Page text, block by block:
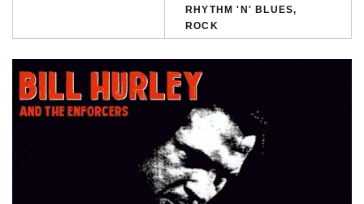
RHYTHM 'N' BLUES,
ROCK